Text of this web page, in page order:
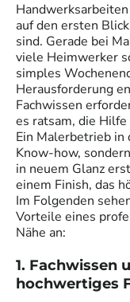
auf den ersten
sind. Gerade bei
viele Heimwerker
simples
Herausforderung
Fachwissen
es ratsam, die
Ein Malerbetrieb in
Know-how,
in neuem Glanz
einem Finish, das
Im Folgenden
Vorteile eines
Nähe an:
1. Fachwissen
hochwertiges